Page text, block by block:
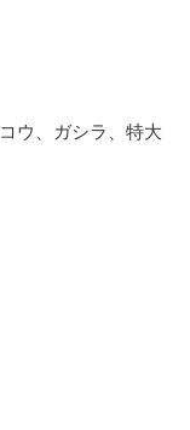
ウ、ガシラ、特大